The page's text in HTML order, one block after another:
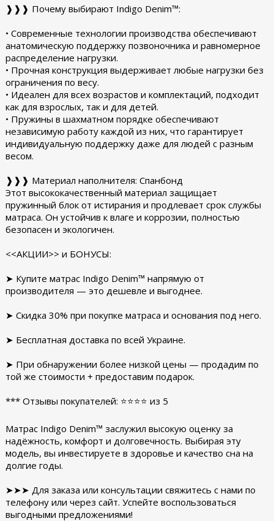
❱❱❱ Почему выбирают Indigo Denim™:
• Современные технологии производства обеспечивают
анатомическую поддержку позвоночника и равномерное
распределение нагрузки.
• Прочная конструкция выдерживает любые нагрузки без
ограничения по весу.
• Идеален для всех возрастов и комплектаций, подходит
как для взрослых, так и для детей.
• Пружины в шахматном порядке обеспечивают
независимую работу каждой из них, что гарантирует
индивидуальную поддержку даже для людей с разным
весом.
❱❱❱ Материал наполнителя: Спанбонд
Этот высококачественный материал защищает
пружинный блок от истирания и продлевает срок службы
матраса. Он устойчив к влаге и коррозии, полностью
безопасен и экологичен.
<<АКЦИИ>> и БОНУСЫ:
➤ Купите матрас Indigo Denim™ напрямую от
производителя — это дешевле и выгоднее.
➤ Скидка 30% при покупке матраса и основания под него.
➤ Бесплатная доставка по всей Украине.
➤ При обнаружении более низкой цены — продадим по
той же стоимости + предоставим подарок.
*** Отзывы покупателей: ⭐⭐⭐⭐ из 5
Матрас Indigo Denim™ заслужил высокую оценку за
надёжность, комфорт и долговечность. Выбирая эту
модель, вы инвестируете в здоровье и качество сна на
долгие годы.
➤➤➤ Для заказа или консультации свяжитесь с нами по
телефону или через сайт. Успейте воспользоваться
выгодными предложениями!